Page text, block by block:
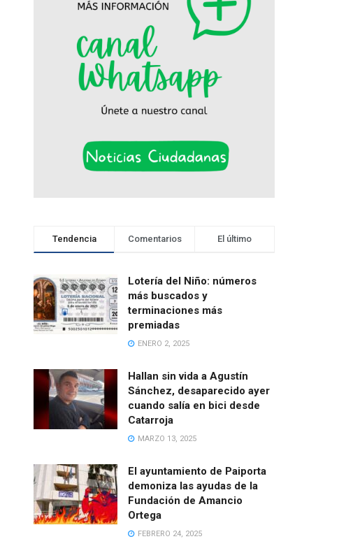
Tendencia Comentarios El último
Lotería del Niño: números
más buscados y
terminaciones más
premiadas
ENERO 2, 2025
Hallan sin vida a Agustín
Sánchez, desaparecido ayer
cuando salía en bici desde
Catarroja
MARZO 13, 2025
El ayuntamiento de Paiporta
demoniza las ayudas de la
Fundación de Amancio
Ortega
FEBRERO 24, 2025